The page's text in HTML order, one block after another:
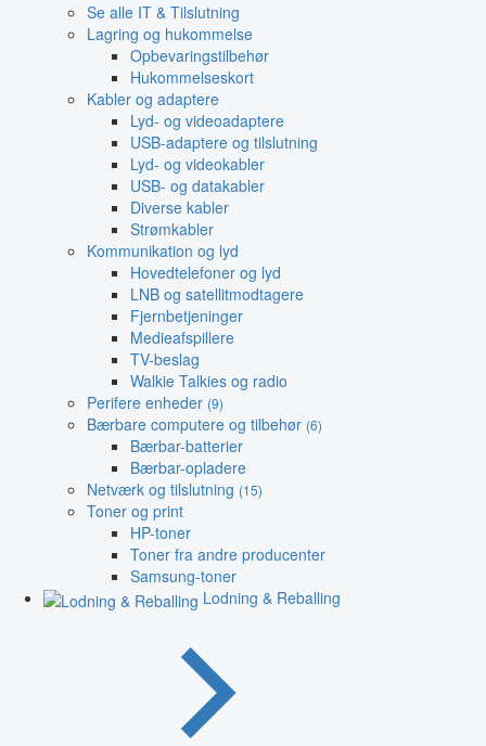
Se alle IT & Tilslutning
Lagring og hukommelse
Opbevaringstilbehør
Hukommelseskort
Kabler og adaptere
Lyd- og videoadaptere
USB-adaptere og tilslutning
Lyd- og videokabler
USB- og datakabler
Diverse kabler
Strømkabler
Kommunikation og lyd
Hovedtelefoner og lyd
LNB og satellitmodtagere
Fjernbetjeninger
Medieafspillere
TV-beslag
Walkie Talkies og radio
Perifere enheder (9)
Bærbare computere og tilbehør (6)
Bærbar-batterier
Bærbar-opladere
Netværk og tilslutning (15)
Toner og print
HP-toner
Toner fra andre producenter
Samsung-toner
Lodning & Reballing